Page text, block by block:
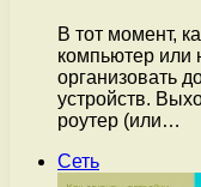
В тот момент,
компьютер или
организовать
устройств.
роутер (или…
Сеть